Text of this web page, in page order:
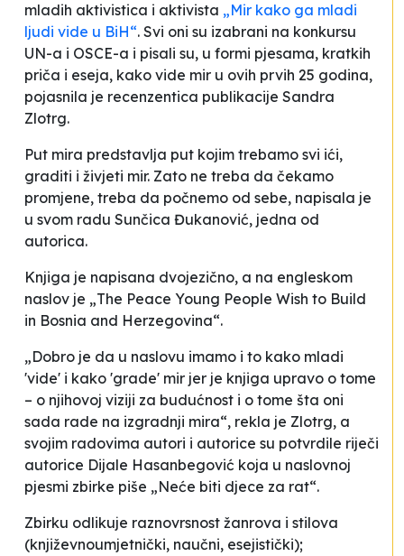
mladih aktivistica i aktivista „Mir kako ga mladi
ljudi vide u BiH“. Svi oni su izabrani na konkursu
UN-a i OSCE-a i pisali su, u formi pjesama, kratkih
priča i eseja, kako vide mir u ovih prvih 25 godina,
pojasnila je recenzentica publikacije Sandra
Zlotrg.
Put mira predstavlja put kojim trebamo svi ići,
graditi i živjeti mir. Zato ne treba da čekamo
promjene, treba da počnemo od sebe, napisala je
u svom radu Sunčica Đukanović, jedna od
autorica.
Knjiga je napisana dvojezično, a na engleskom
naslov je „The Peace Young People Wish to Build
in Bosnia and Herzegovina“.
„Dobro je da u naslovu imamo i to kako mladi
'vide' i kako 'grade' mir jer je knjiga upravo o tome
– o njihovoj viziji za budućnost i o tome šta oni
sada rade na izgradnji mira“, rekla je Zlotrg, a
svojim radovima autori i autorice su potvrdile riječi
autorice Dijale Hasanbegović koja u naslovnoj
pjesmi zbirke piše „Neće biti djece za rat“.
Zbirku odlikuje raznovrsnost žanrova i stilova
(književnoumjetnički, naučni, esejistički);